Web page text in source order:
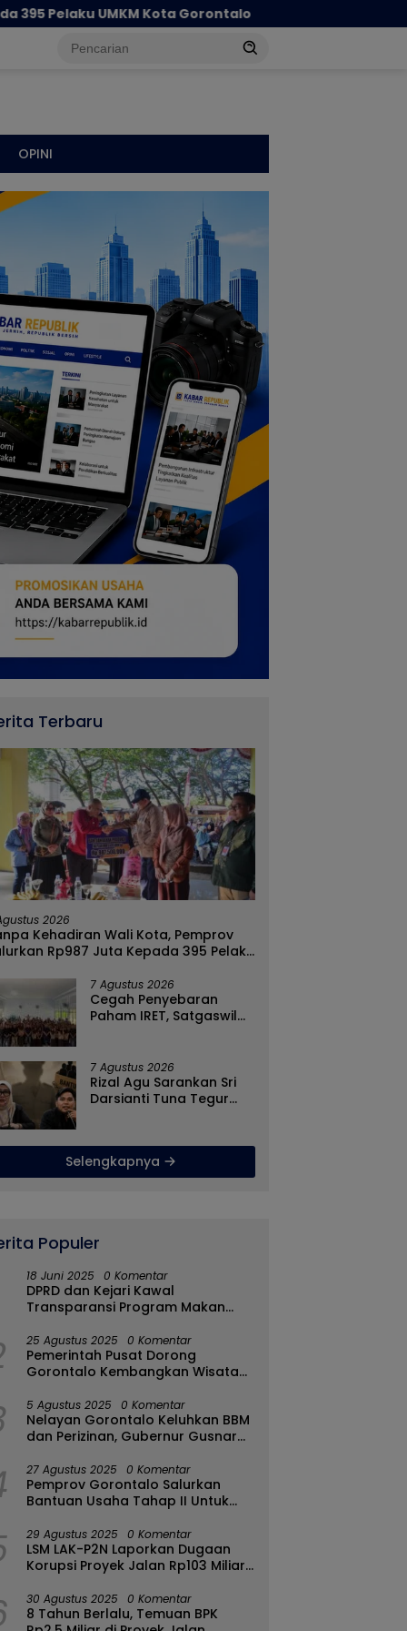
Cegah Penyebaran Paham IRET, Satgaswil
OPINI
Terbaru
2026
Kehadiran Wali Kota, Pemprov
Rp987 Juta Kepada 395 Pelaku
7 Agustus 2026
Cegah Penyebaran
Paham IRET, Satgaswil
Kabila
7 Agustus 2026
Rizal Agu Sarankan Sri
Darsianti Tuna Tegur
Dinas Kumperindag
Pemprov Gorontalo
Selengkapnya
Populer
18 Juni 2025 0 Komentar
DPRD dan Kejari Kawal
Transparansi Program Makan
25 Agustus 2025 0 Komentar
Pemerintah Pusat Dorong
Gorontalo Kembangkan Wisata
5 Agustus 2025 0 Komentar
Nelayan Gorontalo Keluhkan BBM
dan Perizinan, Gubernur Gusnar
27 Agustus 2025 0 Komentar
Pemprov Gorontalo Salurkan
Bantuan Usaha Tahap II Untuk
Bulango
29 Agustus 2025 0 Komentar
LSM LAK-P2N Laporkan Dugaan
Korupsi Proyek Jalan Rp103 Miliar
30 Agustus 2025 0 Komentar
8 Tahun Berlalu, Temuan BPK